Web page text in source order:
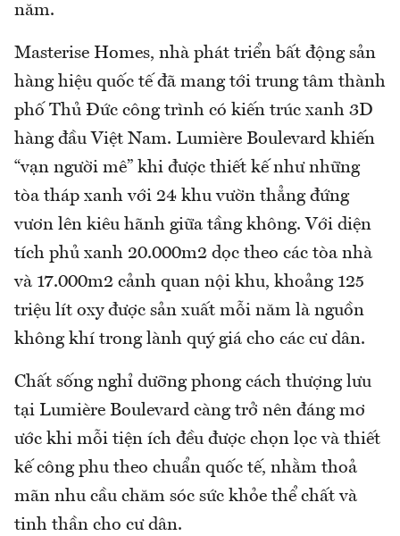
năm.
Masterise Homes, nhà phát triển bất động sản
hàng hiệu quốc tế đã mang tới trung tâm thành
phố Thủ Đức công trình có kiến trúc xanh 3D
hàng đầu Việt Nam. Lumière Boulevard khiến
“vạn người mê” khi được thiết kế như những
tòa tháp xanh với 24 khu vườn thẳng đứng
vươn lên kiêu hãnh giữa tầng không. Với diện
tích phủ xanh 20.000m2 dọc theo các tòa nhà
và 17.000m2 cảnh quan nội khu, khoảng 125
triệu lít oxy được sản xuất mỗi năm là nguồn
không khí trong lành quý giá cho các cư dân.
Chất sống nghỉ dưỡng phong cách thượng lưu
tại Lumière Boulevard càng trở nên đáng mơ
ước khi mỗi tiện ích đều được chọn lọc và thiết
kế công phu theo chuẩn quốc tế, nhằm thoả
mãn nhu cầu chăm sóc sức khỏe thể chất và
tinh thần cho cư dân.